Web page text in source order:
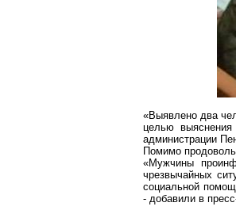
«Выявлено два
целью
администрации
Помимо
«Мужчины
чрезвычайных
социальной
- добавили в